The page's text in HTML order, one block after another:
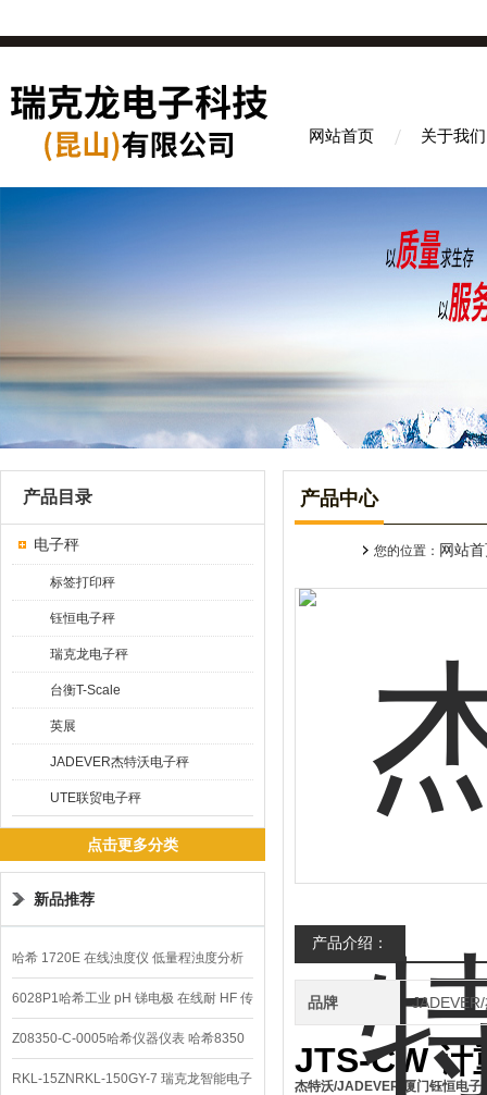
网站首页 关于我们
产品目录
电子秤
标签打印秤
钰恒电子秤
瑞克龙电子秤
台衡T-Scale
英展
JADEVER杰特沃电子秤
UTE联贸电子秤
点击更多分类
新品推荐
哈希 1720E 在线浊度仪 低量程浊度分析
仪
6028P1哈希工业 pH 锑电极 在线耐 HF 传
感器
Z08350-C-0005哈希仪器仪表 哈希8350
sc在线PH电极
RKL-15ZNRKL-150GY-7 瑞克龙智能电子
产品中心
您的位置： 网站
产品介绍：
品牌
JTS-CW计
杰特沃/JADEVER/厦门钰恒电子